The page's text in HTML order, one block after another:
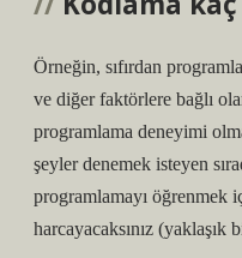
Örneğin, sıfırdan
ve diğer faktörlere bağlı
programlama deneyimi
şeyler denemek isteyen
programlamayı öğrenmek
harcayacaksınız (yaklaşık